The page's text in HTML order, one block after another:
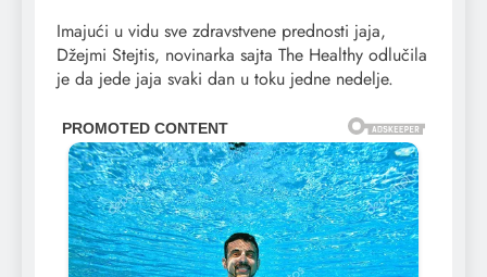
Imajući u vidu sve zdravstvene prednosti jaja,
Džejmi Stejtis, novinarka sajta The Healthy odlučila
je da jede jaja svaki dan u toku jedne nedelje.